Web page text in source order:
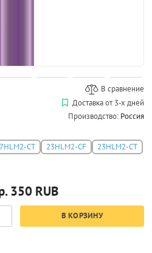
В сравнение
Доставка от 3-х дней
Производство: Россия
CT 23HLM2-CF
23HLM2-CT
350 RUB
В КОРЗИНУ